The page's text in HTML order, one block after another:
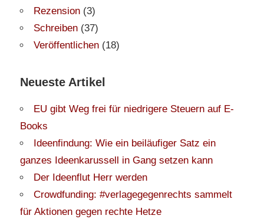
Rezension (3)
Schreiben (37)
Veröffentlichen (18)
Neueste Artikel
EU gibt Weg frei für niedrigere Steuern auf E-
Books
Ideenfindung: Wie ein beiläufiger Satz ein
ganzes Ideenkarussell in Gang setzen kann
Der Ideenflut Herr werden
Crowdfunding: #verlagegegenrechts sammelt
für Aktionen gegen rechte Hetze